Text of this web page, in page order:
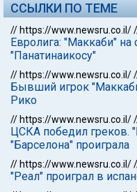
ССЫЛКИ ПО ТЕМЕ
// https://www.newsru.co.il/
Евролига: "Маккаби"
"Панатинаикосу"
// https://www.newsru.co.il/
Бывший игрок
Рико
// https://www.newsru.co.il/
ЦСКА победил греков.
"Барселона" проиграла
// https://www.newsru.co.il/
"Реал" проиграл в